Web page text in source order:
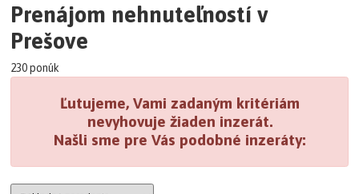
Prenájom nehnuteľností v
Prešove
230 ponúk
Ľutujeme, Vami zadaným kritériám
nevyhovuje žiaden inzerát.
Našli sme pre Vás podobné inzeráty: